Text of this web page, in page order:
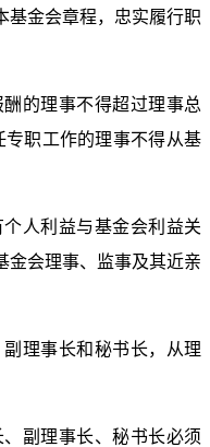
基金会章程，忠实履行职
的理事不得超过理事总
专职工作的理事不得从基
人利益与基金会利益关
金会理事、监事及其近亲
理事长和秘书长，从理
副理事长、秘书长必须